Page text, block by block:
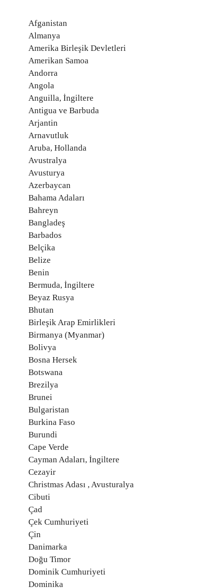
Afganistan
Almanya
Amerika Birleşik Devletleri
Amerikan Samoa
Andorra
Angola
Anguilla, İngiltere
Antigua ve Barbuda
Arjantin
Arnavutluk
Aruba, Hollanda
Avustralya
Avusturya
Azerbaycan
Bahama Adaları
Bahreyn
Bangladeş
Barbados
Belçika
Belize
Benin
Bermuda, İngiltere
Beyaz Rusya
Bhutan
Birleşik Arap Emirlikleri
Birmanya (Myanmar)
Bolivya
Bosna Hersek
Botswana
Brezilya
Brunei
Bulgaristan
Burkina Faso
Burundi
Cape Verde
Cayman Adaları, İngiltere
Cezayir
Christmas Adası , Avusturalya
Cibuti
Çad
Çek Cumhuriyeti
Çin
Danimarka
Doğu Timor
Dominik Cumhuriyeti
Dominika